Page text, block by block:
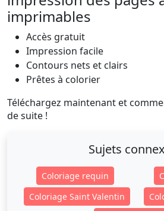
imprimables
Accès gratuit
Impression facile
Contours nets et clairs
Prêtes à colorier
Téléchargez maintenant et
de suite !
Sujets
Coloriage requin
Coloriage Saint Valentin